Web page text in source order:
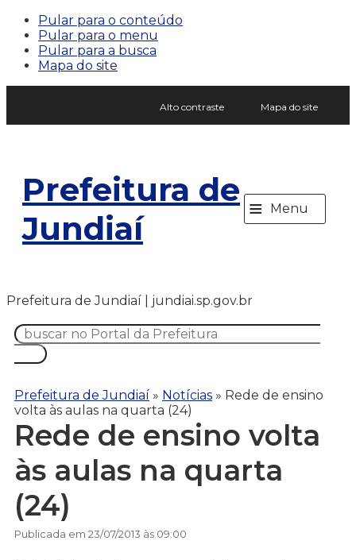
Pular para o conteúdo
Pular para o menu
Pular para a busca
Mapa do site
Alto contraste Mapa do site
Prefeitura de
Jundiaí
≡ Menu
Prefeitura de Jundiaí | jundiai.sp.gov.br
Prefeitura de Jundiaí » Notícias » Rede de ensino
volta às aulas na quarta (24)
Rede de ensino volta
às aulas na quarta
(24)
Publicada em 23/07/2013 às 09:00